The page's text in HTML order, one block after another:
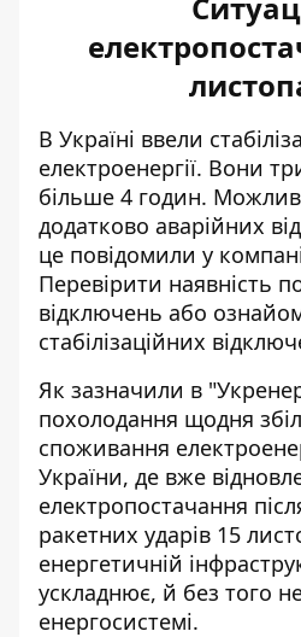
В Україні ввели
електроенергії. Вони
більше 4 годин.
додатково аварійних
це повідомили у
Перевірити наявність
відключень або
стабілізаційних
Як зазначили в
похолодання щодня
споживання
України, де вже
електропостачання
ракетних ударів 15
енергетичній
ускладнює, й без того
енергосистемі.